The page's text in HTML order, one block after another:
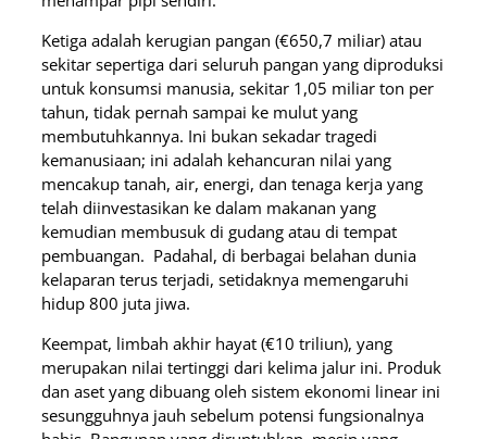
Ketiga adalah kerugian pangan (€650,7 miliar) atau
sekitar sepertiga dari seluruh pangan yang diproduksi
untuk konsumsi manusia, sekitar 1,05 miliar ton per
tahun, tidak pernah sampai ke mulut yang
membutuhkannya. Ini bukan sekadar tragedi
kemanusiaan; ini adalah kehancuran nilai yang
mencakup tanah, air, energi, dan tenaga kerja yang
telah diinvestasikan ke dalam makanan yang
kemudian membusuk di gudang atau di tempat
pembuangan. Padahal, di berbagai belahan dunia
kelaparan terus terjadi, setidaknya memengaruhi
hidup 800 juta jiwa.
Keempat, limbah akhir hayat (€10 triliun), yang
merupakan nilai tertinggi dari kelima jalur ini. Produk
dan aset yang dibuang oleh sistem ekonomi linear ini
sesungguhnya jauh sebelum potensi fungsionalnya